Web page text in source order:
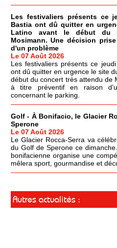
Les festivaliers présents ce
Bastia ont dû quitter en
Latino avant le début du
Mosimann. Une décision
d'un problème
Le 07 Août 2026
Les festivaliers présents ce
ont dû quitter en urgence le site
début du concert très attendu de
à titre préventif en raison
concernant le parking.
Golf - À Bonifacio, le Glacier
Sperone
Le 07 Août 2026
Le Glacier Rocca-Serra va
du Golf de Sperone ce
bonifacienne organise une
mêlera sport, gourmandise et
Autres actualités :